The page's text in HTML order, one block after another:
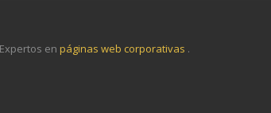
en páginas web corporativas .